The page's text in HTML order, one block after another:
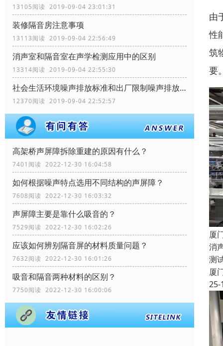
13105阅读 2019-09-04 23:01:31
装修隔音房注意事项
13113阅读 2019-09-04 22:56:49
消声室和隔音室在声学检测应用中的区别
13314阅读 2019-09-04 22:55:30
社会生活环境噪声排放标准和出厂限制噪声排放标准
12370阅读 2019-09-04 22:52:57
高架桥声屏障拆除重建的原因有什么？
7401阅读 2022-12-30 16:04:58
如何根据噪声特点选用不同结构的声屏障？
7608阅读 2022-12-30 16:03:32
声屏障主要是靠什么吸音的？
7529阅读 2022-12-30 16:02:26
应该如何辨别隔音屏的材料质量问题？
7632阅读 2022-12-30 16:01:26
吸音和隔音两种材料的区别？
7750阅读 2022-12-30 16:00:06
由
性
筑
要
厦
消
测
厦
25-